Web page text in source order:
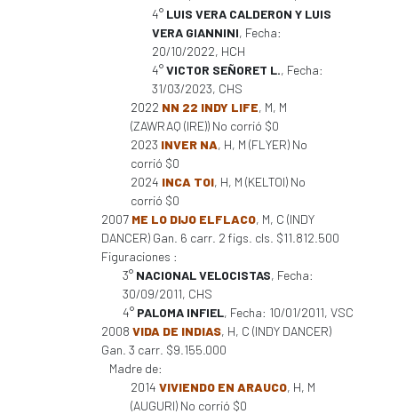
4° LUIS VERA CALDERON Y LUIS
VERA GIANNINI, Fecha:
20/10/2022, HCH
4°VICTOR SEÑORET L., Fecha:
31/03/2023, CHS
2022 NN 22 INDY LIFE, M, M
(ZAWRAQ (IRE)) No corrió $0
2023 INVER NA, H, M (FLYER) No
corrió $0
2024 INCA TOI, H, M (KELTOI) No
corrió $0
2007 ME LO DIJO ELFLACO, M, C (INDY
DANCER) Gan. 6 carr. 2 figs. cls. $11.812.500
Figuraciones :
3° NACIONAL VELOCISTAS, Fecha:
30/09/2011, CHS
4° PALOMA INFIEL, Fecha: 10/01/2011, VSC
2008 VIDA DE INDIAS, H, C (INDY DANCER)
Gan. 3 carr. $9.155.000
Madre de:
2014 VIVIENDO EN ARAUCO, H, M
(AUGURI) No corrió $0